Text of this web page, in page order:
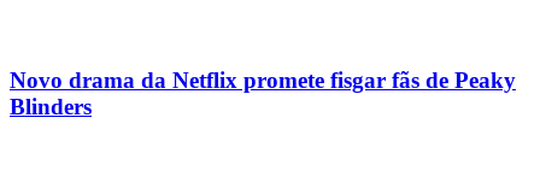
Novo drama da Netflix promete fisgar fãs de Peaky
Blinders